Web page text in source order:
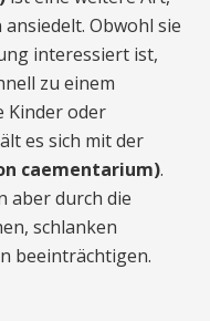
Obwohl sie
interessiert ist,
zu einem
Kinder oder
es sich mit der
caementarium).
aber durch die
schlanken
beeinträchtigen.